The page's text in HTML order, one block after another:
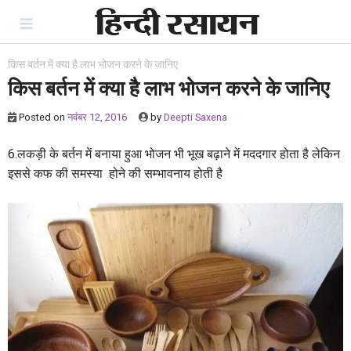
content
किस बर्तन में क्या है लाभ भोजन करने के जानिए
किस बर्तन में क्या है लाभ भोजन करने के जानिए
Posted on नवंबर 12, 2016 by Deepti Saxena
6.लकड़ी के बर्तन में बनाया हुआ भोजन भी भूख बढ़ाने में मददगार होता है लेकिन
इससे कफ की समस्या होने की सम्भावनाय होती है